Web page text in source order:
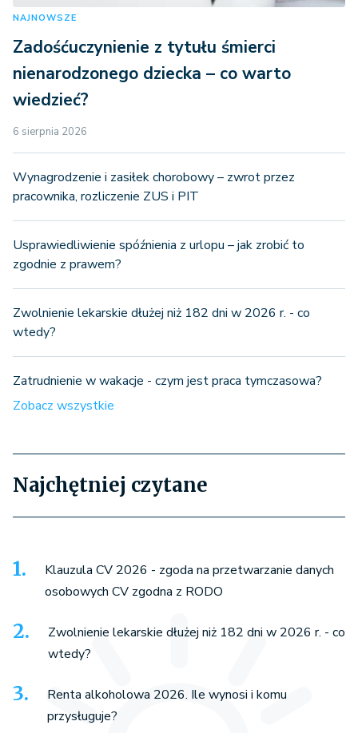
NAJNOWSZE
Zadośćuczynienie z tytułu śmierci
nienarodzonego dziecka – co warto
wiedzieć?
6 sierpnia 2026
Wynagrodzenie i zasiłek chorobowy – zwrot przez
pracownika, rozliczenie ZUS i PIT
Usprawiedliwienie spóźnienia z urlopu – jak zrobić to
zgodnie z prawem?
Zwolnienie lekarskie dłużej niż 182 dni w 2026 r. - co
wtedy?
Zatrudnienie w wakacje - czym jest praca tymczasowa?
Zobacz wszystkie
Najchętniej czytane
Klauzula CV 2026 - zgoda na przetwarzanie danych
osobowych CV zgodna z RODO
Zwolnienie lekarskie dłużej niż 182 dni w 2026 r. - co
wtedy?
Renta alkoholowa 2026. Ile wynosi i komu
przysługuje?